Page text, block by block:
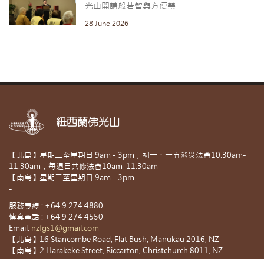
光山開講般若智與方便慧
28 June 2026
紐西蘭佛光山
【北島】星期二至星期日 9am - 3pm；初一、十五消災法會10.30am-
11.30am；每週日共修法會10am-11.30am
【南島】星期二至星期日 9am - 3pm
-
服務專線 : +64 9 274 4880
傳真電話 : +64 9 274 4550
Email: nzfgs1@gmail.com
【北島】16 Stancombe Road, Flat Bush, Manukau 2016, NZ
【南島】2 Harakeke Street, Riccarton, Christchurch 8011, NZ